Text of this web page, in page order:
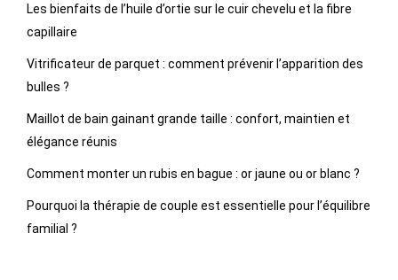
Les bienfaits de l’huile d’ortie sur le cuir chevelu et la fibre
capillaire
Vitrificateur de parquet : comment prévenir l’apparition des
bulles ?
Maillot de bain gainant grande taille : confort, maintien et
élégance réunis
Comment monter un rubis en bague : or jaune ou or blanc ?
Pourquoi la thérapie de couple est essentielle pour l’équilibre
familial ?